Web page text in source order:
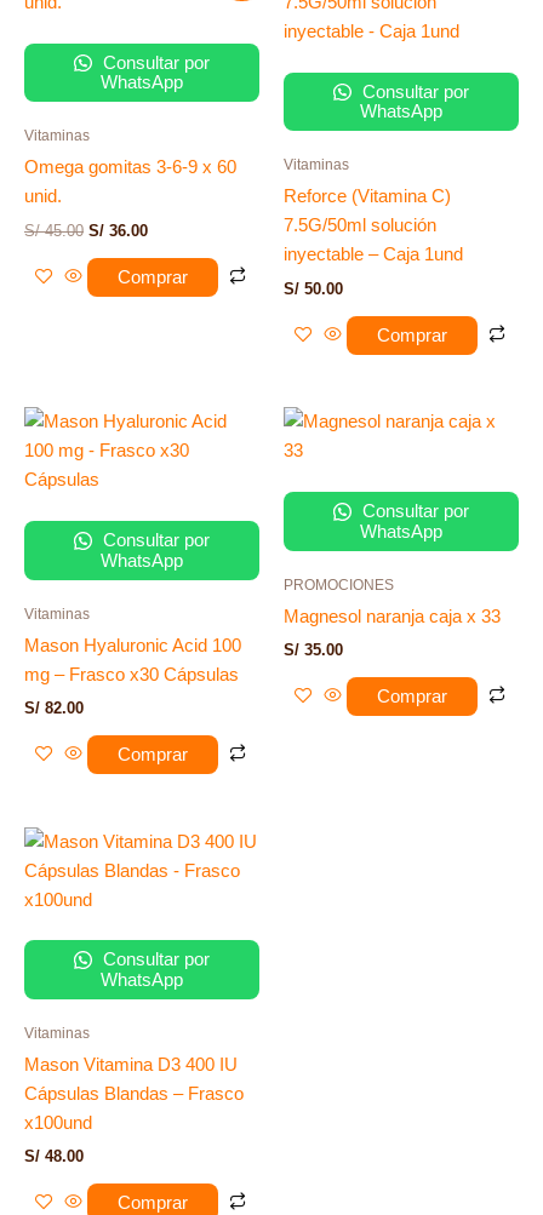
Consultar por
WhatsApp
Vitaminas
Omega gomitas 3-6-9 x 60
unid.
S/45.00 S/ 36.00
Comprar
Consultar por
WhatsApp
Vitaminas
Reforce (Vitamina C)
7.5G/50ml solución
inyectable – Caja 1und
S/ 50.00
Comprar
Consultar por
WhatsApp
Vitaminas
Mason Hyaluronic Acid 100
mg – Frasco x30 Cápsulas
S/ 82.00
Comprar
Consultar por
WhatsApp
PROMOCIONES
Magnesol naranja caja x 33
S/ 35.00
Comprar
Consultar por
WhatsApp
Vitaminas
Mason Vitamina D3 400 IU
Cápsulas Blandas – Frasco
x100und
S/ 48.00
Comprar